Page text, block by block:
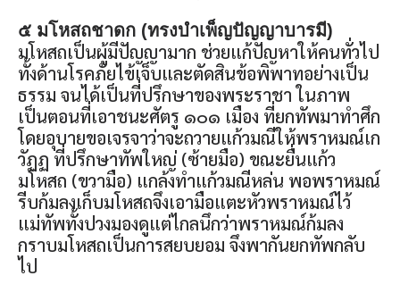
๕ มโหสถชาดก (ทรงบำเพ็ญปัญญาบารมี)
มโหสถเป็นผู้มีปัญญามาก ช่วยแก้ปัญหาให้คนทั่วไป
ทั้งด้านโรคภัยไข้เจ็บและตัดสินข้อพิพาทอย่างเป็น
ธรรม จนได้เป็นที่ปรึกษาของพระราชา ในภาพ
เป็นตอนที่เอาชนะศัตรู ๑๐๑ เมือง ที่ยกทัพมาทำศึก
โดยอุบายขอเจรจาว่าจะถวายแก้วมณีให้พราหมณ์เก
วัฏฏ ที่ปรึกษาทัพใหญ่ (ซ้ายมือ) ขณะยื่นแก้ว
มโหสถ (ขวามือ) แกล้งทำแก้วมณีหล่น พอพราหมณ์
รีบก้มลงเก็บมโหสถจึงเอามือแตะหัวพราหมณ์ไว้
แม่ทัพทั้งปวงมองดูแต่ไกลนึกว่าพราหมณ์ก้มลง
กราบมโหสถเป็นการสยบยอม จึงพากันยกทัพกลับ
ไป